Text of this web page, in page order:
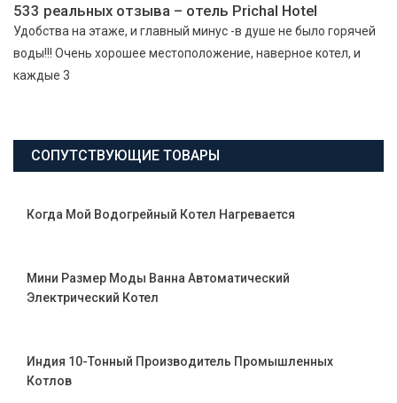
533 реальных отзыва – отель Prichal Hotel
Удобства на этаже, и главный минус -в душе не было горячей
воды!!! Очень хорошее местоположение, наверное котел, и
каждые 3
СОПУТСТВУЮЩИЕ ТОВАРЫ
Когда Мой Водогрейный Котел Нагревается
Мини Размер Моды Ванна Автоматический
Электрический Котел
Индия 10-Тонный Производитель Промышленных
Котлов